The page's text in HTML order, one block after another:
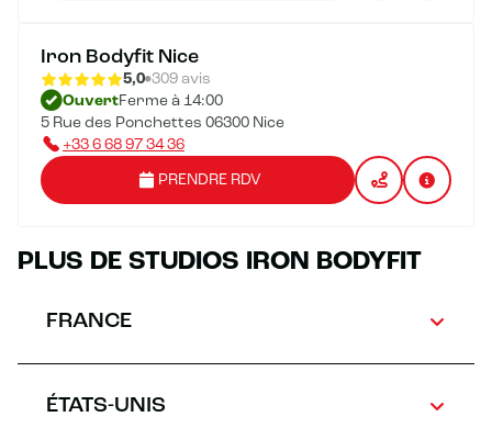
Iron Bodyfit Nice
5,0 309 avis
OuvertFerme à 14:00
5 Rue des Ponchettes 06300 Nice
+33 6 68 97 34 36
PRENDRE RDV
PLUS DE STUDIOS IRON BODYFIT
FRANCE
ÉTATS-UNIS